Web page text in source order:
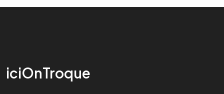
iciOnTroque